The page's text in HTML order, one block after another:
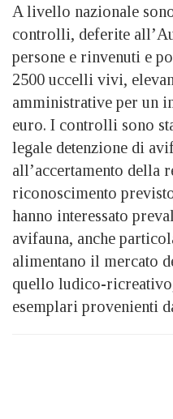
A livello nazionale
controlli, deferite
persone e rinvenuti e
2500 uccelli vivi,
amministrative per un
euro. I controlli sono
legale detenzione di
all’accertamento della
riconoscimento
hanno interessato
avifauna, anche
alimentano il mercato
quello ludico-
esemplari provenienti